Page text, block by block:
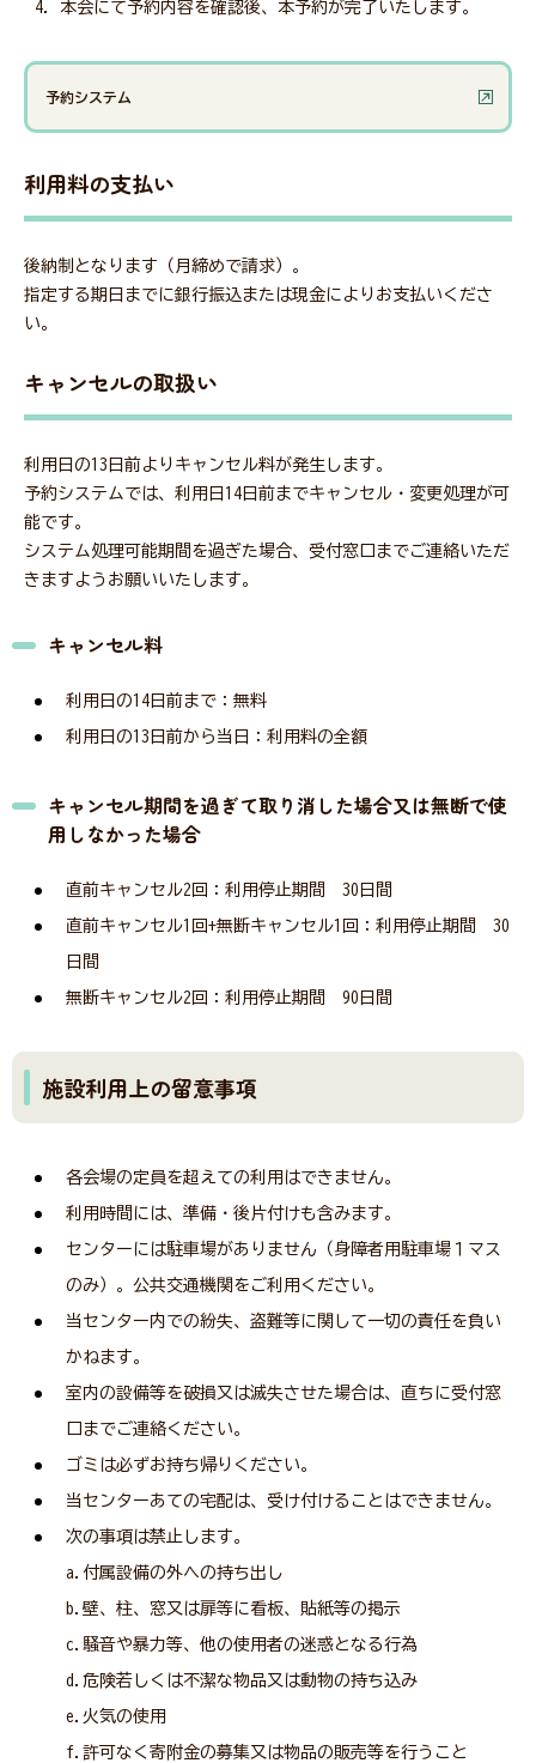
本会にて予約内容を確認後、本予約が完了いたします。
予約システム
利用料の支払い
後納制となります（月締めで請求）。
指定する期日までに銀行振込または現金によりお支払いくださ
い。
キャンセルの取扱い
利用日の13日前よりキャンセル料が発生します。
予約システムでは、利用日14日前までキャンセル・変更処理が可
能です。
システム処理可能期間を過ぎた場合、受付窓口までご連絡いただ
きますようお願いいたします。
キャンセル料
利用日の14日前まで：無料
利用日の13日前から当日：利用料の全額
キャンセル期間を過ぎて取り消した場合又は無断で使
用しなかった場合
直前キャンセル2回：利用停止期間 30日間
直前キャンセル1回+無断キャンセル1回：利用停止期間 30
日間
無断キャンセル2回：利用停止期間 90日間
施設利用上の留意事項
各会場の定員を超えての利用はできません。
利用時間には、準備・後片付けも含みます。
センターには駐車場がありません（身障者用駐車場１マス
のみ）。公共交通機関をご利用ください。
当センター内での紛失、盗難等に関して一切の責任を負い
かねます。
室内の設備等を破損又は滅失させた場合は、直ちに受付窓
口までご連絡ください。
ゴミは必ずお持ち帰りください。
当センターあての宅配は、受け付けることはできません。
次の事項は禁止します。
a.付属設備の外への持ち出し
b.壁、柱、窓又は扉等に看板、貼紙等の掲示
c.騒音や暴力等、他の使用者の迷惑となる行為
d.危険若しくは不潔な物品又は動物の持ち込み
e.火気の使用
f.許可なく寄附金の募集又は物品の販売等を行うこと